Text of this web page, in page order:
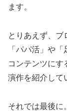
ます。
とりあえず、ブ
「パパ活」や
コンテンツにす
演作を紹介して
それでは最後に。